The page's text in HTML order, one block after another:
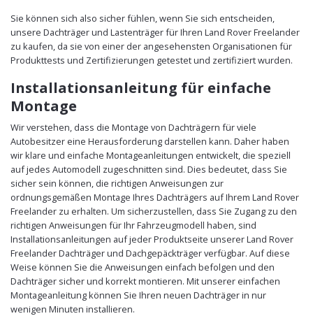
Sie können sich also sicher fühlen, wenn Sie sich entscheiden,
unsere Dachträger und Lastenträger für Ihren Land Rover Freelander
zu kaufen, da sie von einer der angesehensten Organisationen für
Produkttests und Zertifizierungen getestet und zertifiziert wurden.
Installationsanleitung für einfache
Montage
Wir verstehen, dass die Montage von Dachträgern für viele
Autobesitzer eine Herausforderung darstellen kann. Daher haben
wir klare und einfache Montageanleitungen entwickelt, die speziell
auf jedes Automodell zugeschnitten sind. Dies bedeutet, dass Sie
sicher sein können, die richtigen Anweisungen zur
ordnungsgemäßen Montage Ihres Dachträgers auf Ihrem Land Rover
Freelander zu erhalten. Um sicherzustellen, dass Sie Zugang zu den
richtigen Anweisungen für Ihr Fahrzeugmodell haben, sind
Installationsanleitungen auf jeder Produktseite unserer Land Rover
Freelander Dachträger und Dachgepäckträger verfügbar. Auf diese
Weise können Sie die Anweisungen einfach befolgen und den
Dachträger sicher und korrekt montieren. Mit unserer einfachen
Montageanleitung können Sie Ihren neuen Dachträger in nur
wenigen Minuten installieren.